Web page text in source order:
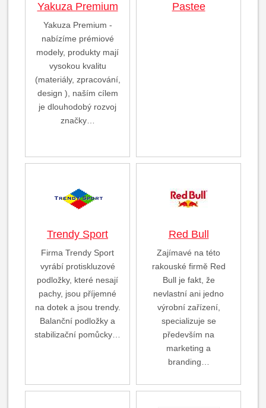
Yakuza Premium
Yakuza Premium -
nabízíme prémiové
modely, produkty mají
vysokou kvalitu
(materiály, zpracování,
design ), naším cílem
je dlouhodobý rozvoj
značky…
Pastee
Trendy Sport
Firma Trendy Sport
vyrábí protiskluzové
podložky, které nesají
pachy, jsou příjemné
na dotek a jsou trendy.
Balanční podložky a
stabilizační pomůcky…
Red Bull
Zajímavé na této
rakouské firmě Red
Bull je fakt, že
nevlastní ani jedno
výrobní zařízení,
specializuje se
především na
marketing a
branding…